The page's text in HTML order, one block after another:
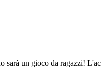
un gioco da ragazzi!